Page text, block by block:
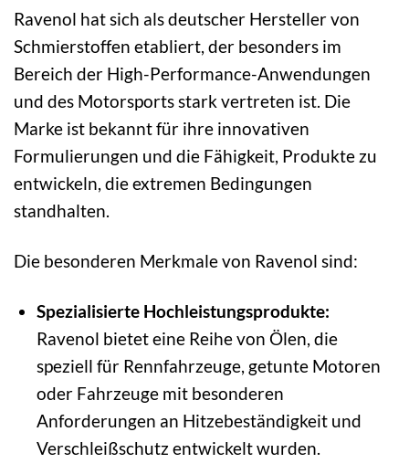
Ravenol hat sich als deutscher Hersteller von
Schmierstoffen etabliert, der besonders im
Bereich der High-Performance-Anwendungen
und des Motorsports stark vertreten ist. Die
Marke ist bekannt für ihre innovativen
Formulierungen und die Fähigkeit, Produkte zu
entwickeln, die extremen Bedingungen
standhalten.
Die besonderen Merkmale von Ravenol sind:
Spezialisierte Hochleistungsprodukte:
Ravenol bietet eine Reihe von Ölen, die
speziell für Rennfahrzeuge, getunte Motoren
oder Fahrzeuge mit besonderen
Anforderungen an Hitzebeständigkeit und
Verschleißschutz entwickelt wurden.